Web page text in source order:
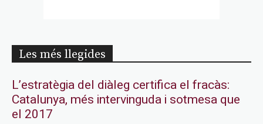
Les més llegides
L’estratègia del diàleg certifica el fracàs:
Catalunya, més intervinguda i sotmesa que
el 2017